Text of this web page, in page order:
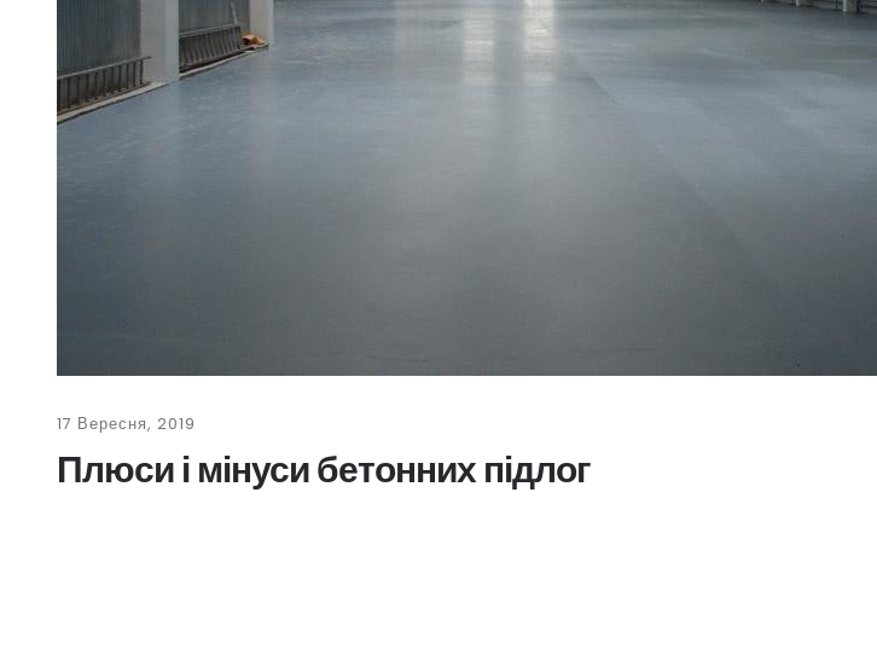
17 Вересня, 2019
Плюси і мінуси бетонних підлог